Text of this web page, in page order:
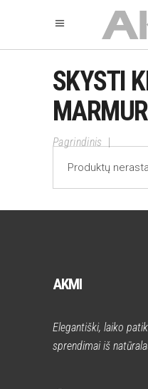
SKYSTI
Pagrindinis |
Produktų
AKMI
Elegantiški, laiko
sprendimai iš